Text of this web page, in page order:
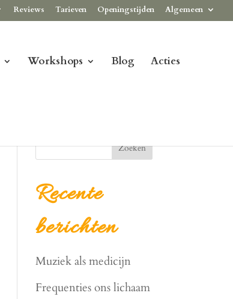
Reviews Tarieven Openingstijden Algemeen
Workshops Blog Acties
Zoeken
Recente
berichten
Muziek als medicijn
Frequenties ons lichaam